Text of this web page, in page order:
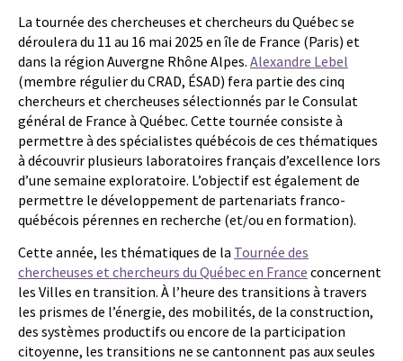
La tournée des chercheuses et chercheurs du Québec se
déroulera du 11 au 16 mai 2025 en île de France (Paris) et
dans la région Auvergne Rhône Alpes. Alexandre Lebel
(membre régulier du CRAD, ÉSAD) fera partie des cinq
chercheurs et chercheuses sélectionnés par le Consulat
général de France à Québec. Cette tournée consiste à
permettre à des spécialistes québécois de ces thématiques
à découvrir plusieurs laboratoires français d’excellence lors
d’une semaine exploratoire. L’objectif est également de
permettre le développement de partenariats franco-
québécois pérennes en recherche (et/ou en formation).
Cette année, les thématiques de la Tournée des
chercheuses et chercheurs du Québec en France concernent
les Villes en transition. À l’heure des transitions à travers
les prismes de l’énergie, des mobilités, de la construction,
des systèmes productifs ou encore de la participation
citoyenne, les transitions ne se cantonnent pas aux seules